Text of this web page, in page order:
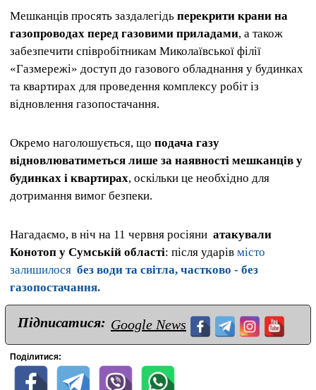
Мешканців просять заздалегідь перекрити крани на
газопроводах перед газовими приладами, а також
забезпечити співробітникам Миколаївської філії
«Газмережі» доступ до газового обладнання у будинках
та квартирах для проведення комплексу робіт із
відновлення газопостачання.
Окремо наголошується, що подача газу
відновлюватиметься лише за наявності мешканців у
будинках і квартирах, оскільки це необхідно для
дотримання вимог безпеки.
Нагадаємо, в ніч на 11 червня росіяни атакували
Конотоп у Сумській області: після ударів місто
залишилося без води та світла, частково - без
газопостачання.
Підписатися: Google News
Поділитися: